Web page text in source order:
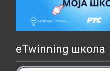
eTwinning школа